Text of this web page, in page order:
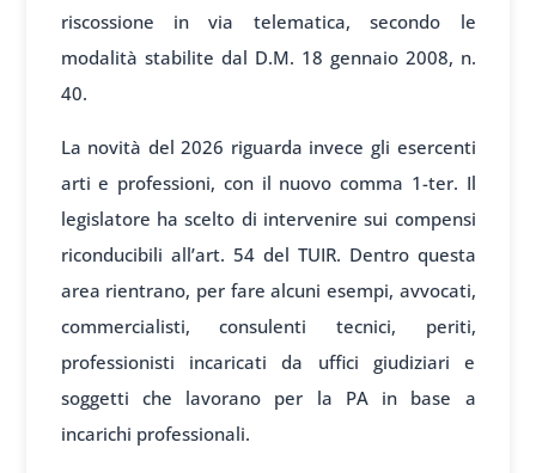
riscossione in via telematica, secondo le
modalità stabilite dal D.M. 18 gennaio 2008, n.
40.
La novità del 2026 riguarda invece gli esercenti
arti e professioni, con il nuovo comma 1-ter. Il
legislatore ha scelto di intervenire sui compensi
riconducibili all’art. 54 del TUIR. Dentro questa
area rientrano, per fare alcuni esempi, avvocati,
commercialisti, consulenti tecnici, periti,
professionisti incaricati da uffici giudiziari e
soggetti che lavorano per la PA in base a
incarichi professionali.